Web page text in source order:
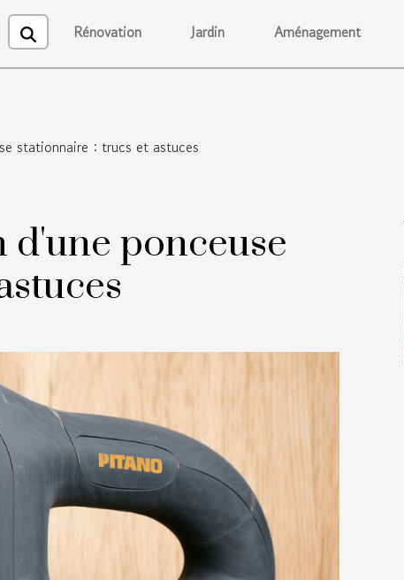
Rénovation Jardin Aménagement
stationnaire : trucs et astuces
ponceuse